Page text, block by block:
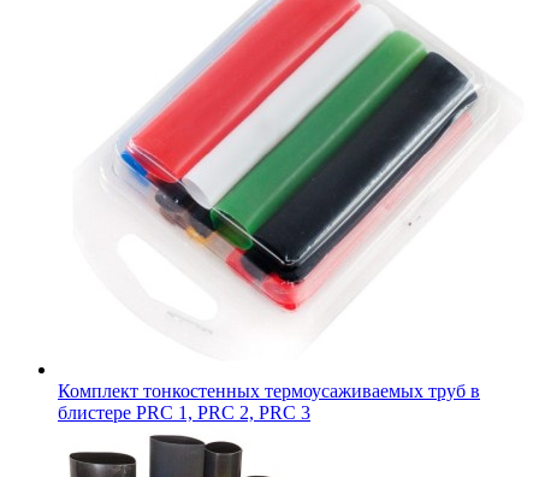
Комплект тонкостенных термоусаживаемых труб в
блистере PRC 1, PRC 2, PRC 3